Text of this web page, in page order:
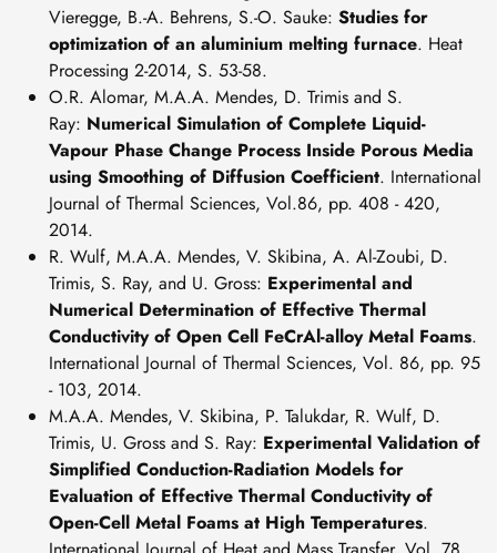
Vieregge, B.-A. Behrens, S.-O. Sauke: Studies for
optimization of an aluminium melting furnace. Heat
Processing 2-2014, S. 53-58.
O.R. Alomar, M.A.A. Mendes, D. Trimis and S.
Ray: Numerical Simulation of Complete Liquid-
Vapour Phase Change Process Inside Porous Media
using Smoothing of Diffusion Coefficient. International
Journal of Thermal Sciences, Vol.86, pp. 408 - 420,
2014.
R. Wulf, M.A.A. Mendes, V. Skibina, A. Al-Zoubi, D.
Trimis, S. Ray, and U. Gross: Experimental and
Numerical Determination of Effective Thermal
Conductivity of Open Cell FeCrAl-alloy Metal Foams.
International Journal of Thermal Sciences, Vol. 86, pp. 95
- 103, 2014.
M.A.A. Mendes, V. Skibina, P. Talukdar, R. Wulf, D.
Trimis, U. Gross and S. Ray: Experimental Validation of
Simplified Conduction-Radiation Models for
Evaluation of Effective Thermal Conductivity of
Open-Cell Metal Foams at High Temperatures.